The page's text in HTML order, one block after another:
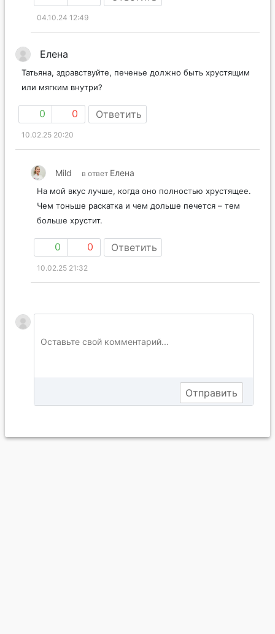
1 0 Ответить
04.10.24 12:49
Татьяна, здравствуйте, печенье должно быть хрустящим
0 0 Ответить
10.02.25 20:20
Mild
На мой вкус лучше, когда оно полностью хрустящее.
Чем тоньше раскатка и чем дольше печется – тем
0 0 Ответить
10.02.25 21:32